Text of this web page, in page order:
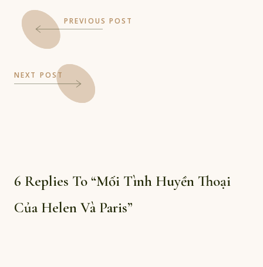
PREVIOUS POST
NEXT POST
6 Replies To “Mối Tình Huyền Thoại
Của Helen Và Paris”